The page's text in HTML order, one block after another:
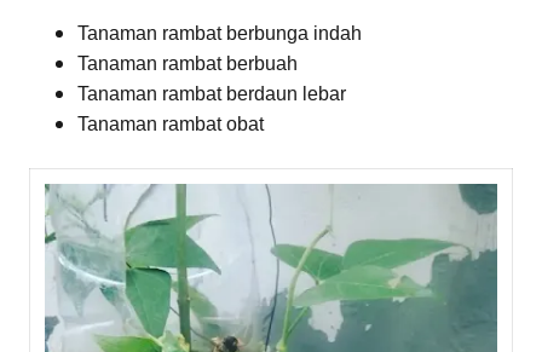
Tanaman rambat berbunga indah
Tanaman rambat berbuah
Tanaman rambat berdaun lebar
Tanaman rambat obat